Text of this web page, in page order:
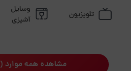
تلویزیون
وسایل
آشپزی
مشاهده همه موارد (11 مورد)